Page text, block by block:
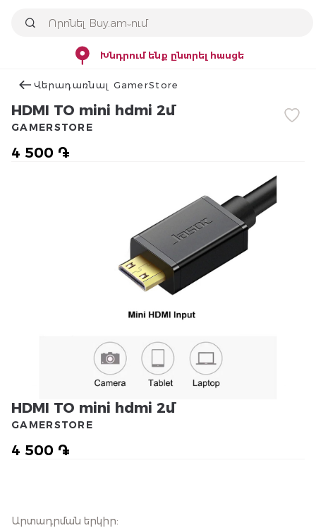
Խնդրում ենք ընտրել հասցե
Վերադառնալ GamerStore
HDMI TO mini hdmi 2մ
4 500 ֏
GAMERSTORE
HDMI TO mini hdmi 2մ
4 500 ֏
GAMERSTORE
Արտադրման երկիր: